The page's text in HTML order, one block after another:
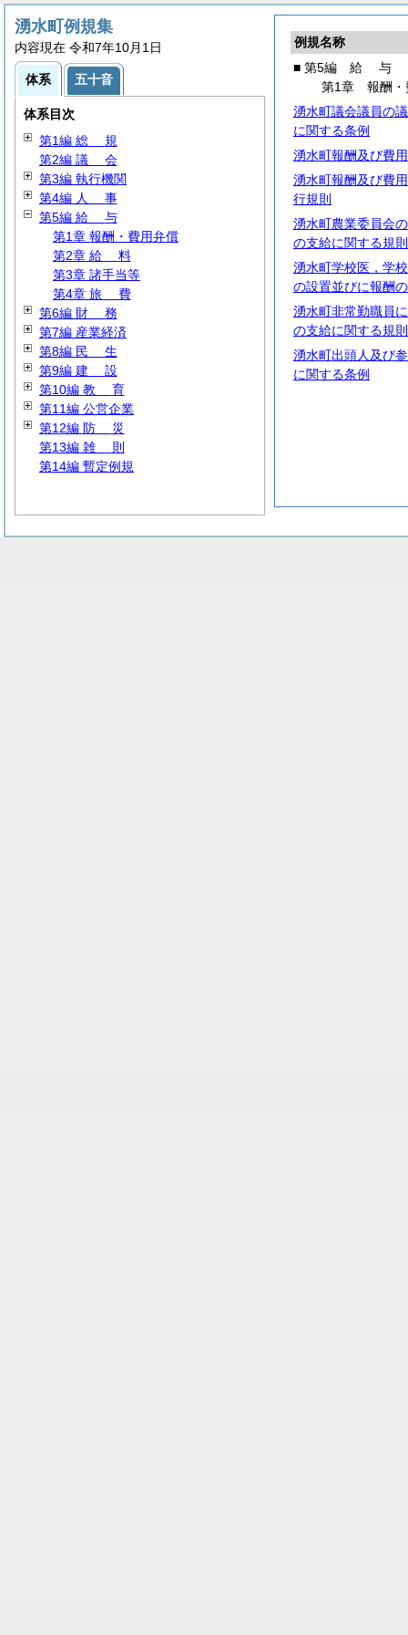
例規名称
■ 第5編 給 与
第1章 報酬・
湧水町議会議員の
に関する条例
湧水町報酬及び費
湧水町報酬及び費
行規則
湧水町農業委員会
の支給に関する規則
湧水町学校医，学
の設置並びに報酬
湧水町非常勤職員
の支給に関する規則
湧水町出頭人及び
に関する条例
湧水町例規集
内容現在 令和7年10月1日
体系 五十音
体系目次
第1編 総 規
第2編 議 会
第3編 執行機関
第4編 人 事
第5編 給 与
第1章 報酬・費用弁償
第2章 給 料
第3章 諸手当等
第4章 旅 費
第6編 財 務
第7編 産業経済
第8編 民 生
第9編 建 設
第10編 教 育
第11編 公営企業
第12編 防 災
第13編 雑 則
第14編 暫定例規